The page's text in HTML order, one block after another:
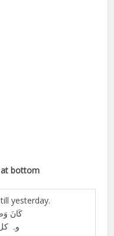
at bottom
yesterday.
کَانَ
وہ